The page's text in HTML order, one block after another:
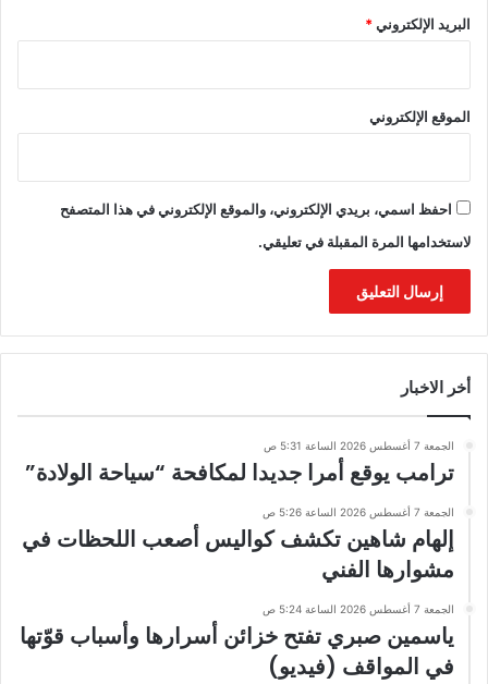
البريد الإلكتروني*
الموقع الإلكتروني
احفظ اسمي، بريدي الإلكتروني، والموقع الإلكتروني في هذا المتصفح
لاستخدامها المرة المقبلة في تعليقي.
أخر الاخبار
الجمعة 7 أغسطس 2026 الساعة 5:31 ص
ترامب يوقع أمرا جديدا لمكافحة “سياحة الولادة”
الجمعة 7 أغسطس 2026 الساعة 5:26 ص
إلهام شاهين تكشف كواليس أصعب اللحظات في
مشوارها الفني
الجمعة 7 أغسطس 2026 الساعة 5:24 ص
ياسمين صبري تفتح خزائن أسرارها وأسباب قوّتها
في المواقف (فيديو)